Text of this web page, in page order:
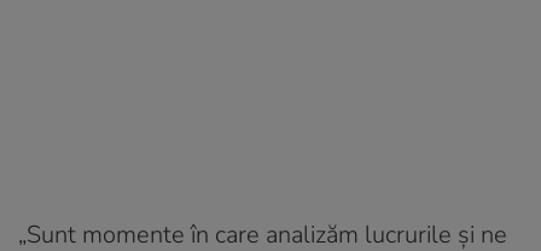
„Sunt momente în care analizăm lucrurile și ne